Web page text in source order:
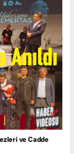
ve Cadde